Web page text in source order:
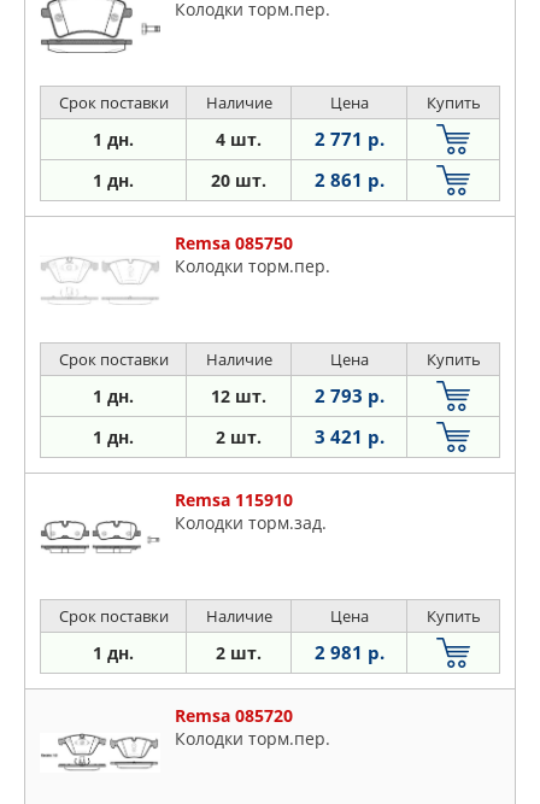
Колодки торм.пер.
Срок поставки Наличие Цена Купить
1 дн. 4 шт. 2 771 р.
1 дн. 20 шт. 2 861 р.
Remsa 085750
Колодки торм.пер.
Срок поставки Наличие Цена Купить
1 дн. 12 шт. 2 793 р.
1 дн. 2 шт. 3 421 р.
Remsa 115910
Колодки торм.зад.
Срок поставки Наличие Цена Купить
1 дн. 2 шт. 2 981 р.
Remsa 085720
Колодки торм.пер.